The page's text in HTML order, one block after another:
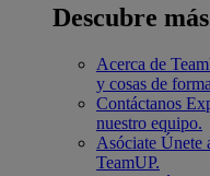
Descubre
Acerca de
y cosas de
Contáctanos
nuestro equipo.
Asóciate Únete
TeamUP.